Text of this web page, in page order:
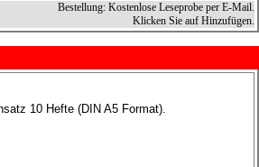
Bestellung: Kostenlose Leseprobe per E-Mail.
Klicken Sie auf Hinzufügen.
10 Hefte (DIN A5 Format).